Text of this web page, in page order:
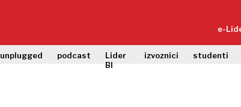
e-
unplugged podcast
Lider
BI
izvoznici studenti